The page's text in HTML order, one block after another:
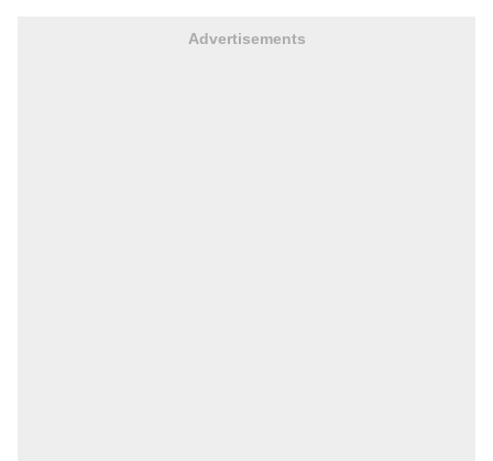
Advertisements